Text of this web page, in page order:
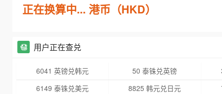
正在换算中... 港币（HKD）
用户正在查兑
6041 英镑兑韩元 50 泰铢兑英镑
6149 泰铢兑美元
8825 韩元兑日元